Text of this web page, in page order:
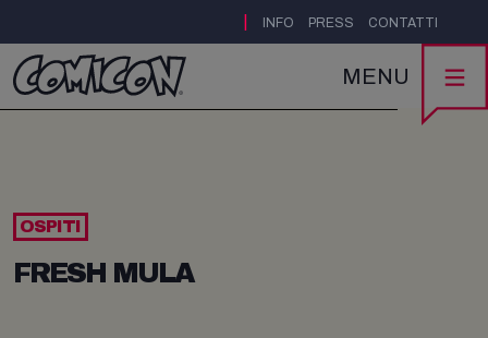
INFO PRESS CONTATTI
MENU
OSPITI
FRESH MULA